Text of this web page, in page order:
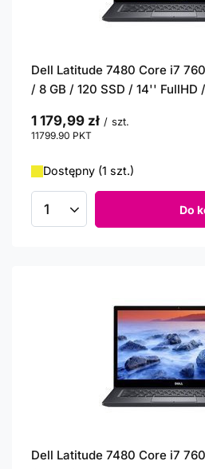
Dell Latitude 7480 Core i7
/ 8 GB / 120 SSD / 14'' FullHD
1 179,99 zł / szt.
11799.90 PKT
Dostępny (1 szt.)
Ilość produktów Do
Dell Latitude 7480 Core i7